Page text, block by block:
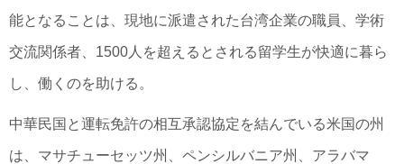
能となることは、現地に派遣された台湾企業の職員、学術
交流関係者、1500人を超えるとされる留学生が快適に暮ら
し、働くのを助ける。
中華民国と運転免許の相互承認協定を結んでいる米国の州
は、マサチューセッツ州、ペンシルバニア州、アラバマ